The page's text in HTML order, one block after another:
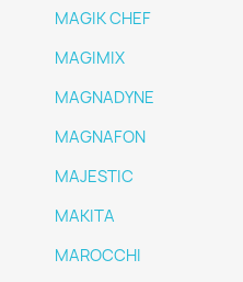
MAGIK CHEF
MAGIMIX
MAGNADYNE
MAGNAFON
MAJESTIC
MAKITA
MAROCCHI